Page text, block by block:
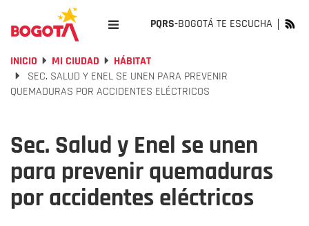
PQRS-BOGOTÁ TE ESCUCHA
INICIO MI CIUDAD
HÁBITAT
SEC. SALUD Y ENEL SE UNEN PARA PREVENIR
QUEMADURAS POR ACCIDENTES ELÉCTRICOS
Sec. Salud y Enel se unen
para prevenir quemaduras
por accidentes eléctricos